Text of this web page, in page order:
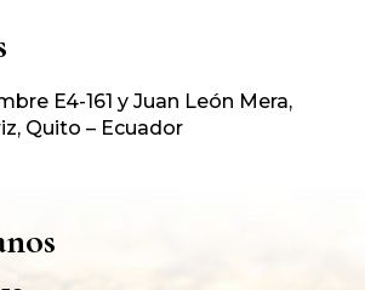
E4-161 y Juan León Mera,
Quito – Ecuador